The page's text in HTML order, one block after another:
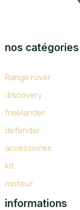
nos catégories
Range rover
discovery
freelander
defender
accessoires
kit
moteur
informations